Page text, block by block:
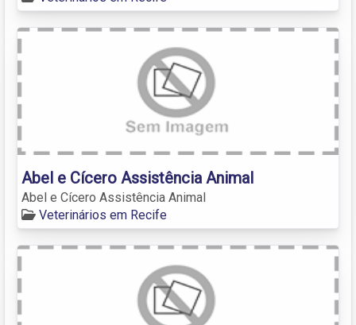
Abel e Cícero Assistência Animal
Abel e Cícero Assistência Animal
Veterinários em Recife